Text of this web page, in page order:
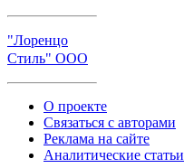
"Лоренцо
Стиль" ООО
О проекте
Связаться с авторами
Реклама на сайте
Аналитические статьи